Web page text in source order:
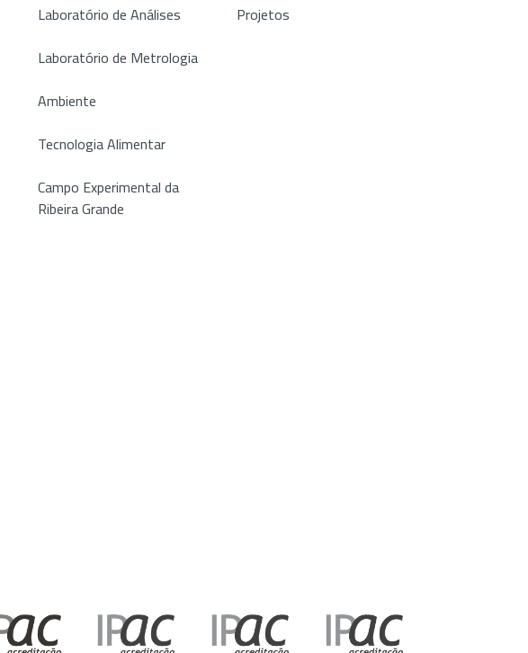
Laboratório de Análises
Laboratório de Metrologia
Ambiente
Tecnologia Alimentar
Campo Experimental da
Ribeira Grande
Projetos